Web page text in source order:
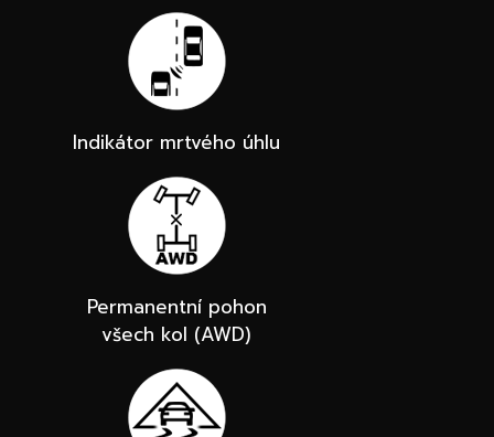
Indikátor mrtvého úhlu
Permanentní pohon
všech kol (AWD)